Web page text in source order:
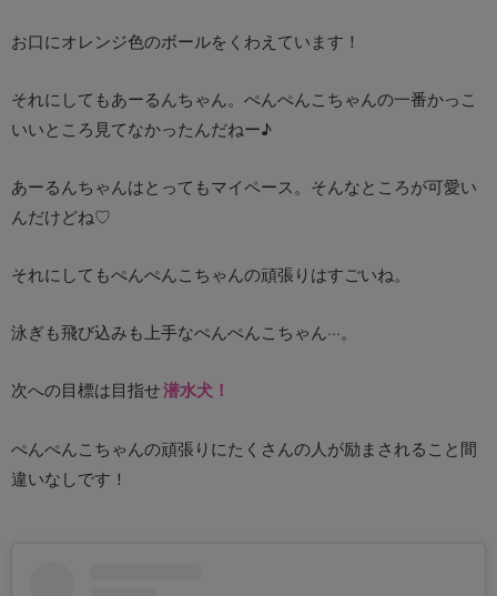
お口にオレンジ色のボールをくわえています！
それにしてもあーるんちゃん。ぺんぺんこちゃんの一番かっこ
いいところ見てなかったんだねー♪
あーるんちゃんはとってもマイペース。そんなところが可愛い
んだけどね♡
それにしてもぺんぺんこちゃんの頑張りはすごいね。
泳ぎも飛び込みも上手なぺんぺんこちゃん···。
次への目標は目指せ潜水犬！
ぺんぺんこちゃんの頑張りにたくさんの人が励まされること間
違いなしです！